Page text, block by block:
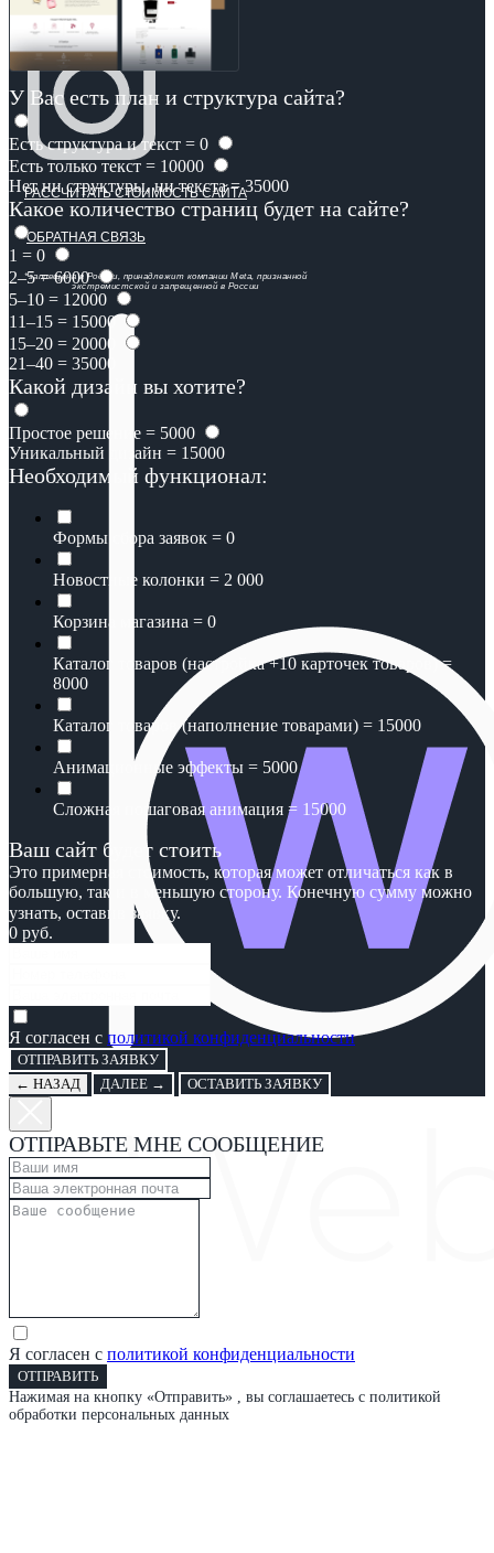
РАССЧИТАТЬ СТОИМОСТЬ САЙТА
ОБРАТНАЯ СВЯЗЬ
*запрещена в России, принадлежит компании Meta, признанной
экстремистской и запрещенной в России
У Вас есть план и структура сайта?
Есть структура и текст = 0
Есть только текст = 10000
Нет ни структуры, ни текста = 35000
Какое количество страниц будет на сайте?
1 = 0
2–5 = 6000
5–10 = 12000
11–15 = 15000
15–20 = 20000
21–40 = 35000
Какой дизайн вы хотите?
Простое решение = 5000
Уникальный дизайн = 15000
Необходимый функционал:
Формы сбора заявок = 0
Новостные колонки = 2 000
Корзина магазина = 0
Каталог товаров (настройка +10 карточек товаров) =
8000
Каталог товаров (наполнение товарами) = 15000
Анимационные эффекты = 5000
Сложная пошаговая анимация = 15000
Ваш сайт будет стоить
Это примерная стоимость, которая может отличаться как в
большую, так и в меньшую сторону. Конечную сумму можно
узнать, оставив заявку.⠀⠀⠀⠀⠀
0 руб.
Я согласен с политикой конфиденциальности
ОТПРАВИТЬ ЗАЯВКУ
← НАЗАД
ДАЛЕЕ → ОСТАВИТЬ ЗАЯВКУ
ОТПРАВЬТЕ МНЕ СООБЩЕНИЕ
Я согласен с политикой конфиденциальности
ОТПРАВИТЬ
Нажимая на кнопку «Отправить» , вы соглашаетесь с политикой
обработки персональных данных